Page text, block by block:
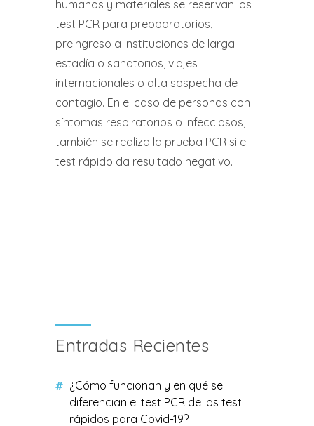
humanos y materiales se reservan los
test PCR para preoparatorios,
preingreso a instituciones de larga
estadía o sanatorios, viajes
internacionales o alta sospecha de
contagio. En el caso de personas con
síntomas respiratorios o infecciosos,
también se realiza la prueba PCR si el
test rápido da resultado negativo.
Entradas Recientes
¿Cómo funcionan y en qué se
diferencian el test PCR de los test
rápidos para Covid-19?